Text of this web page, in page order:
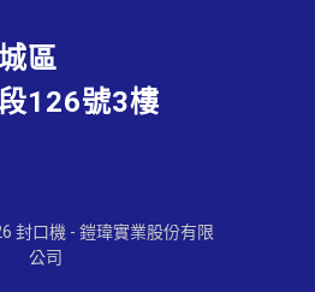
區
126號3樓
封口機 - 鎧瑋實業股份有限
公司